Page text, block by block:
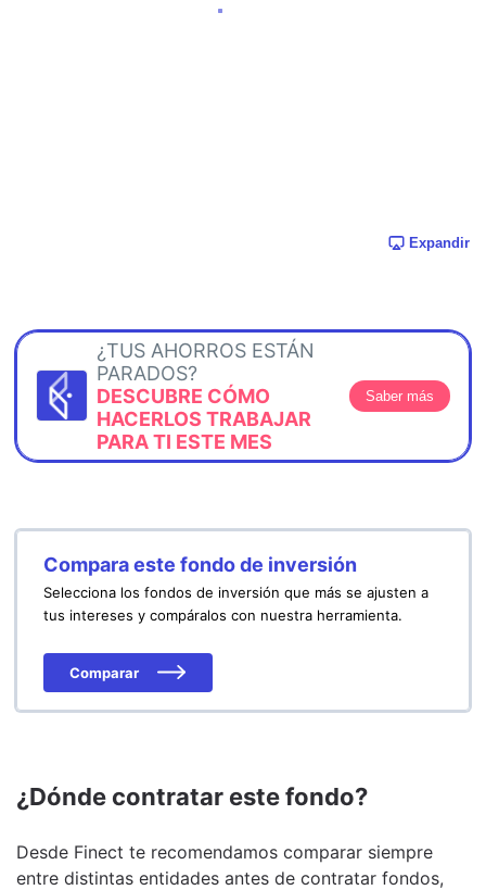
Expandir
¿TUS AHORROS ESTÁN
PARADOS?
DESCUBRE CÓMO
HACERLOS TRABAJAR
PARA TI ESTE MES
Saber más
Compara este fondo de inversión
Selecciona los fondos de inversión que más se ajusten a
tus intereses y compáralos con nuestra herramienta.
Comparar
¿Dónde contratar este fondo?
Desde Finect te recomendamos comparar siempre
entre distintas entidades antes de contratar fondos,